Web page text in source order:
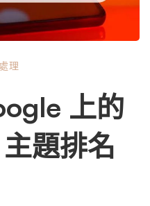
審核的態度基本上是放
統高度依賴社群管理，每
違反網站範圍的內容政
，他們很少僅僅因為內容
誹謗的受害者感到沮喪，
項政策非常重要。 了解 R
您的具體情況至關重要。
平台政策的最新發展，可
應對 Reddit 誹謗的策略 當
理
上的
題排名